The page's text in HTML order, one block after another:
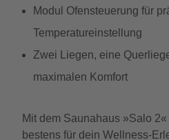
Modul Ofensteuerung für
Temperatureinstellung
Zwei Liegen, eine
maximalen Komfort
Mit dem Saunahaus »Salo
bestens für dein Wellness-